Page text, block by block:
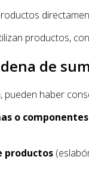
productos,
de
haber
o
productos